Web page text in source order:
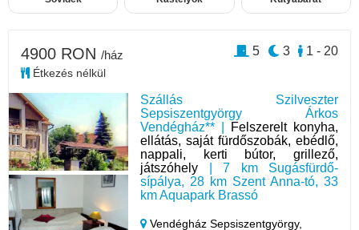
Szállás Szilveszter
Sepsiszentgyörgy Árkos
Vendégház** |
Felszerelt konyha,
ellátás, saját fürdőszobák, ebédlő,
nappali, kerti bútor, grillező,
játszóhely | 7 km Sugásfürdő-
sípálya, 28 km Szent Anna-tó, 33
km Aquapark Brassó
Vendégház Sepsiszentgyörgy,
4900 RON /ház
Étkezés nélkül
1 - 20
3
5